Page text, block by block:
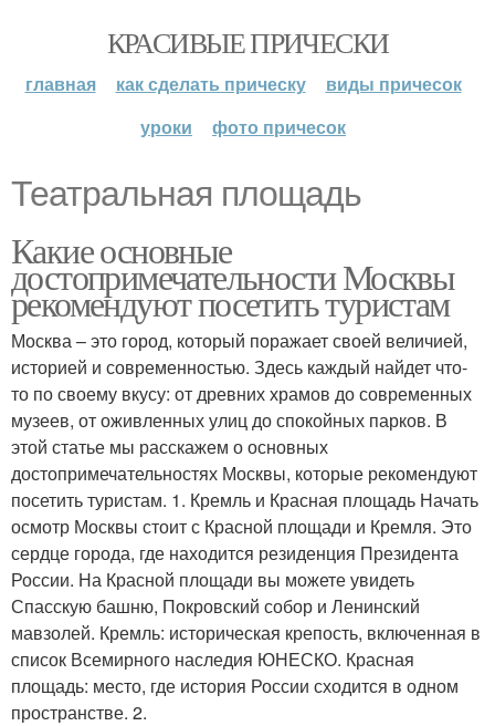
КРАСИВЫЕ ПРИЧЕСКИ
главная как сделать прическу
виды причесок
уроки
фото причесок
Театральная площадь
Какие основные
достопримечательности Москвы
рекомендуют посетить туристам
Москва – это город, который поражает своей величией,
историей и современностью. Здесь каждый найдет что-
то по своему вкусу: от древних храмов до современных
музеев, от оживленных улиц до спокойных парков. В
этой статье мы расскажем о основных
достопримечательностях Москвы, которые рекомендуют
посетить туристам. 1. Кремль и Красная площадь Начать
осмотр Москвы стоит с Красной площади и Кремля. Это
сердце города, где находится резиденция Президента
России. На Красной площади вы можете увидеть
Спасскую башню, Покровский собор и Ленинский
мавзолей. Кремль: историческая крепость, включенная в
список Всемирного наследия ЮНЕСКО. Красная
площадь: место, где история России сходится в одном
пространстве. 2.